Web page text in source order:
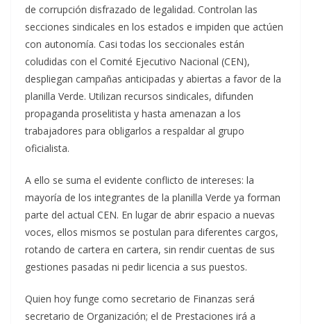
de corrupción disfrazado de legalidad. Controlan las
secciones sindicales en los estados e impiden que actúen
con autonomía. Casi todas los seccionales están
coludidas con el Comité Ejecutivo Nacional (CEN),
despliegan campañas anticipadas y abiertas a favor de la
planilla Verde. Utilizan recursos sindicales, difunden
propaganda proselitista y hasta amenazan a los
trabajadores para obligarlos a respaldar al grupo
oficialista.
A ello se suma el evidente conflicto de intereses: la
mayoría de los integrantes de la planilla Verde ya forman
parte del actual CEN. En lugar de abrir espacio a nuevas
voces, ellos mismos se postulan para diferentes cargos,
rotando de cartera en cartera, sin rendir cuentas de sus
gestiones pasadas ni pedir licencia a sus puestos.
Quien hoy funge como secretario de Finanzas será
secretario de Organización; el de Prestaciones irá a